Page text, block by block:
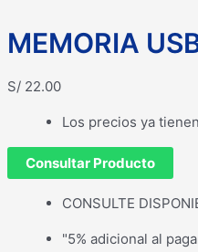
MEMORIA
S/ 22.00
Los precios ya
Consultar Producto
CONSULTE
"5% adicional al